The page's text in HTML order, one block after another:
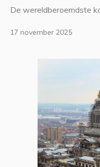
De wereldberoemdste
17 november 2025